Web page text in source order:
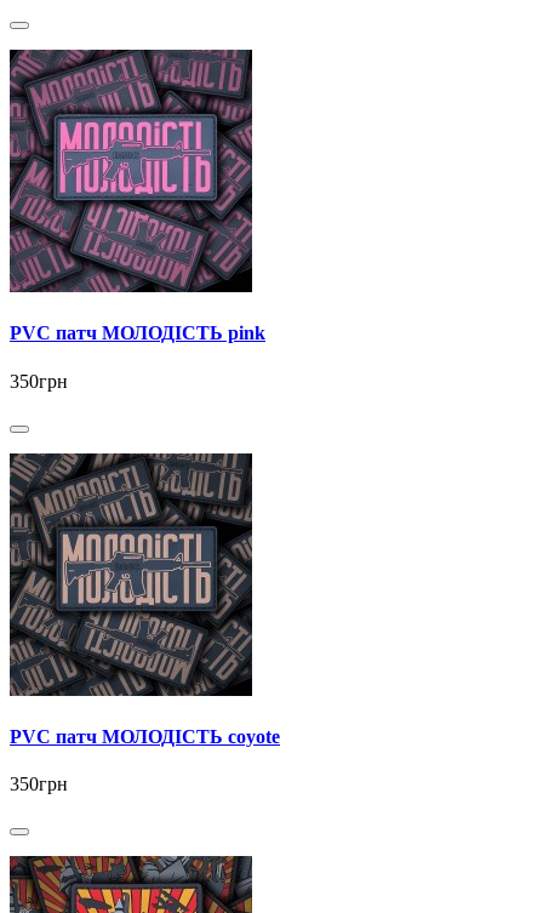
PVC патч МОЛОДІСТЬ pink
350грн
PVC патч МОЛОДІСТЬ coyote
350грн